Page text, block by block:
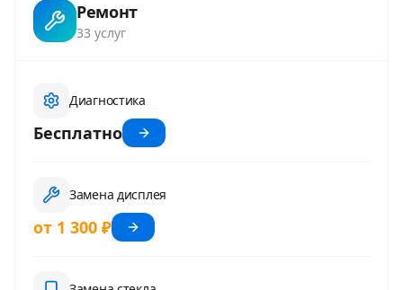
Ремонт
33 услуг
Диагностика
Бесплатно
Замена дисплея
от 1 300 ₽